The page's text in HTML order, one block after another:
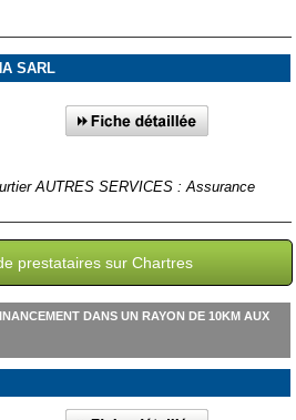
SARL
AUTRES SERVICES : Assurance
prestataires sur Chartres
DANS UN RAYON DE 10KM AUX